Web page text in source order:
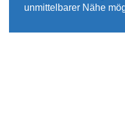
unmittelbarer Nähe